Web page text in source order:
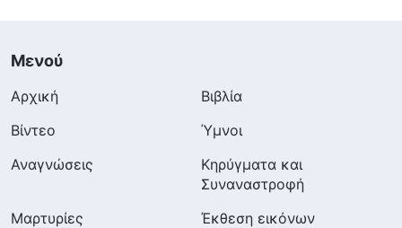
Μενού
Αρχική
Βιβλία
Βίντεο
Ύμνοι
Αναγνώσεις
Κηρύγματα και
Συναναστροφή
Μαρτυρίες
Έκθεση εικόνων